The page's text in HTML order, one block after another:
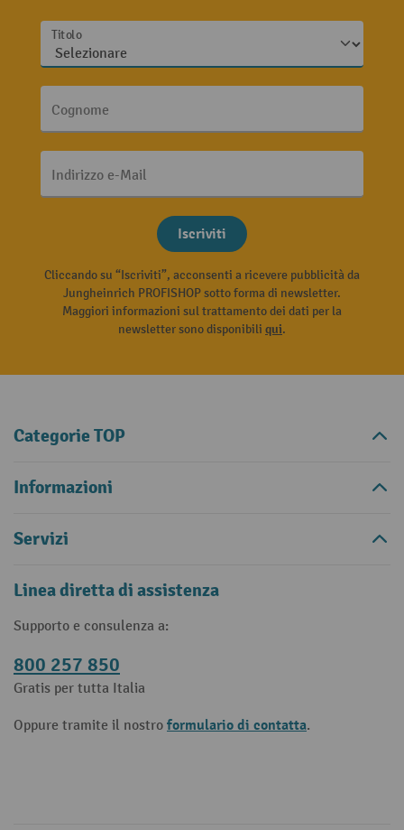
Titolo
Cognome
Indirizzo e-Mail
Iscriviti
Cliccando su “Iscriviti”, acconsenti a ricevere pubblicità da
Jungheinrich PROFISHOP sotto forma di newsletter.
Maggiori informazioni sul trattamento dei dati per la
newsletter sono disponibili qui.
Categorie TOP
Informazioni
Servizi
Linea diretta di assistenza
Supporto e consulenza a:
800 257 850
Gratis per tutta Italia
Oppure tramite il nostro formulario di contatta.